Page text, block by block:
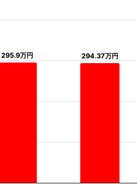
295.9万円
295.9万円 294.37万円
294.37万円